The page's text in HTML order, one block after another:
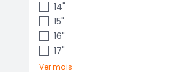
14"
15"
16"
17"
Ver mais